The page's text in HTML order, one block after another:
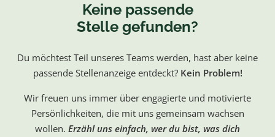
Keine passende
Stelle gefunden?
Du möchtest Teil unseres Teams werden, hast aber keine
passende Stellenanzeige entdeckt? Kein Problem!
Wir freuen uns immer über engagierte und motivierte
Persönlichkeiten, die mit uns gemeinsam wachsen
wollen. Erzähl uns einfach, wer du bist, was dich